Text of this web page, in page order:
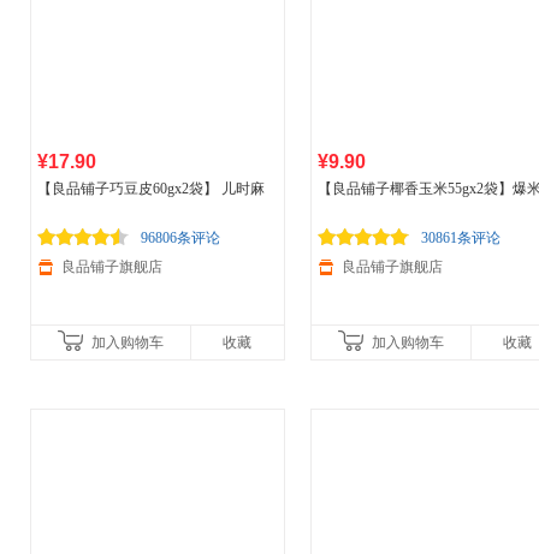
¥17.90
【良品铺子巧豆皮60gx2袋】 儿时麻
96806条评论
良品铺子旗舰店
加入购物车 收藏
¥9.90
【良品铺子椰香玉米55gx2袋】爆
休闲零食
30861条评论
良品铺子旗舰店
加入购物车 收藏